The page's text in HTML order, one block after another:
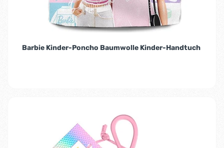
Barbie Kinder-Poncho Baumwolle Kinder-Handtuch